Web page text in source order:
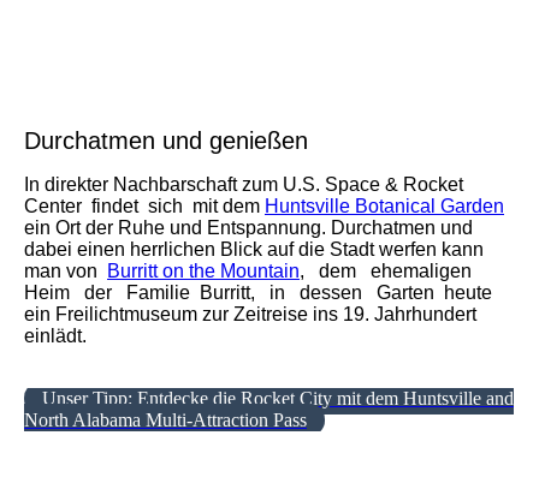
Durchatmen und genießen
In direkter Nachbarschaft zum U.S. Space & Rocket
Center findet sich mit dem Huntsville Botanical Garden
ein Ort der Ruhe und Entspannung. Durchatmen und
dabei einen herrlichen Blick auf die Stadt werfen kann
man von
Burritt on the Mountain, dem ehemaligen
Heim der Familie Burritt, in dessen Garten heute
ein Freilichtmuseum zur Zeitreise ins 19. Jahrhundert
einlädt.
Unser Tipp: Entdecke die Rocket City mit dem Huntsville and
North Alabama Multi-Attraction Pass